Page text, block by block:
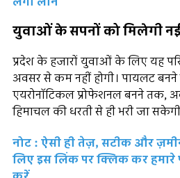
युवाओं के सपनों को मिलेगी
प्रदेश के हजारों युवाओं के लिए यह
अवसर से कम नहीं होगी। पायलट
एयरोनॉटिकल प्रोफेशनल बनने तक,
हिमाचल की धरती से ही भरी जा
नोट : ऐसी ही तेज़, सटीक और
लिए इस लिंक पर क्लिक कर